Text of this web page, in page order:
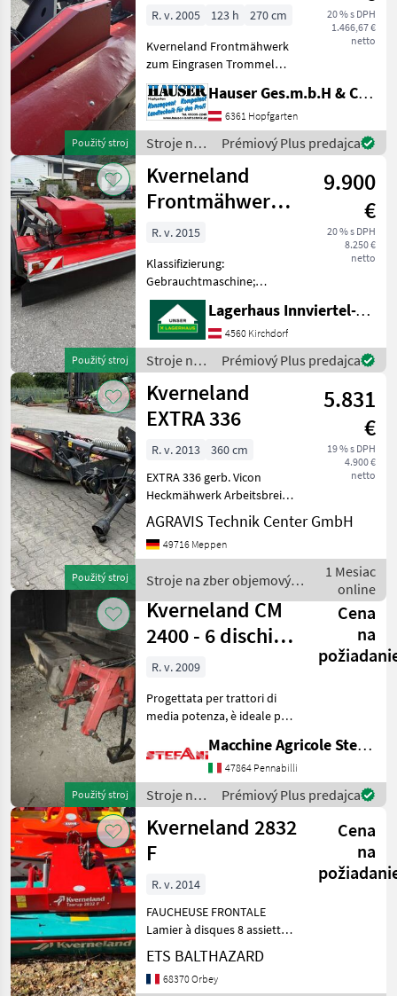
AKTUÁLNA
CESTA
poľnohospodárska
technika
Stroje Na Zber
Objemovych
Krmiv
Kosa
Kverneland
VYBRAŤ
KATEGÓRIU
Kverneland
Pöttinger
Krone
Kuhn
Claas
Vicon
Zobraziť
všetkých
49
MARKETPLACE
Marketplace
Ponuky
predajcov inzeráty
Resetovať
Zobraziť 6
výsledkov
Použitý stroj
20 % s DPH
1.466,67 €
netto
R. v. 2005 123 h
270 cm
Kverneland Frontmähwerk
zum Eingrasen Trommel
270 F funktionstauglich, ers
gehören noch ein paar
Schrauben nachgezogen, 1
Auflageteller unten neu
Stroje na zb
Hauser Ges.m.b.H & Co.KG
6361 Hopfgarten
Stroje na
zber
objemových
krmív /
Kverneland
Prémiový Plus predajca
Použitý stroj
Kverneland
Frontmähwerk
Extra 632
9.900
€
20 % s DPH
8.250 €
netto
R. v. 2015
Klassifizierung:
Gebrauchtmaschine;
Weitere
Maschinenmerkmale:
+Aufbereiter +GW Miagač
Stroje na zber objemových
krmív Kosa
Lagerhaus Innviertel-Traunviertel-Urfahr eGen, Kirchdorf
4560 Kirchdorf
Stroje na
zber
objemových
krmív /
Kverneland
Prémiový Plus predajca
Použitý stroj
Kverneland
EXTRA 336
5.831
€
19 % s DPH
4.900 €
netto
R. v. 2013
360 cm
EXTRA 336 gerb. Vicon
Heckmähwerk Arbeitsbreite
3, 60 m Gelenkwelle hydr.
Klappvorrichtung
Zapfwelle 1.000 u/min
objemových krmí
AGRAVIS Technik Center GmbH
49716 Meppen
Stroje na zber objemových
krmív / Kverneland
1 Mesiac
online
Použitý stroj
Kverneland CM
2400 - 6 dischi
trinagolari
Cena
na
R. v. 2009
Progettata per trattori di
media potenza, è ideale per
colture foraggere.
Specifiche Tecniche
Larghezza di lavoro: 2, 4
metri Numero d
Macchine Agricole Stefani Luciano
47864 Pennabilli
Stroje na
zber
objemových
krmív /
Kverneland
Prémiový Plus predajca
Kverneland 2832
F
Cena
na
R. v. 2014
FAUCHEUSE FRONTALE
Lamier à disques 8 assiettes
démontage rapide des
couteaux Régime Pdf = 1000
tr/mn 1 simple effet
ETS BALTHAZARD
68370 Orbey